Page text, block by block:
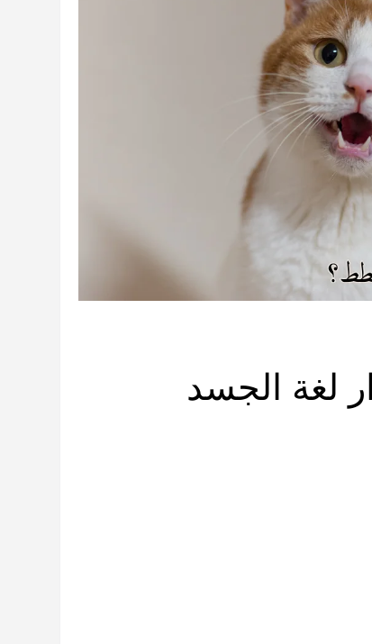
لغة الجسد